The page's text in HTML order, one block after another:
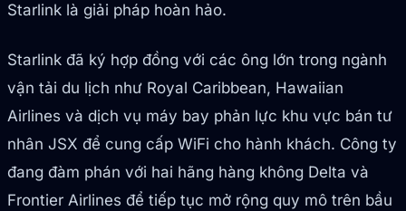
Starlink là giải pháp hoàn hảo.
Starlink đã ký hợp đồng với các ông lớn trong ngành
vận tải du lịch như Royal Caribbean, Hawaiian
Airlines và dịch vụ máy bay phản lực khu vực bán tư
nhân JSX để cung cấp WiFi cho hành khách. Công ty
đang đàm phán với hai hãng hàng không Delta và
Frontier Airlines để tiếp tục mở rộng quy mô trên bầu